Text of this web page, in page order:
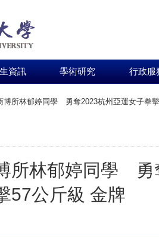
資訊 學術研究 行政服
博所林郁婷同學 勇奪2023杭州亞運女子拳
所林郁婷同學 勇
57公斤級 金牌